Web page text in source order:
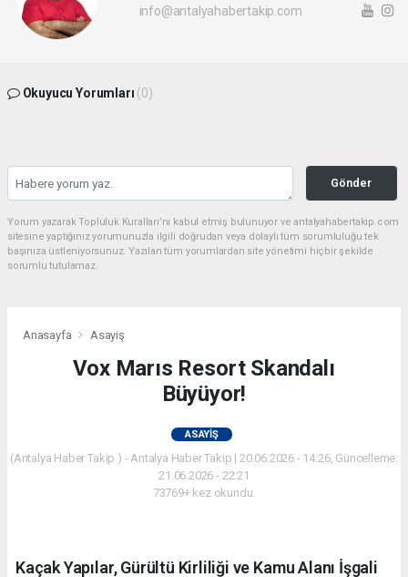
info@antalyahabertakip.com
Okuyucu Yorumları (0)
Gönder
Yorum yazarak Topluluk Kuralları’nı kabul etmiş bulunuyor ve antalyahabertakip.com
sitesine yaptığınız yorumunuzla ilgili doğrudan veya dolaylı tüm sorumluluğu tek
başınıza üstleniyorsunuz. Yazılan tüm yorumlardan site yönetimi hiçbir şekilde
sorumlu tutulamaz.
Anasayfa Asayiş
Vox Marıs Resort Skandalı
Büyüyor!
ASAYIŞ
(Antalya Haber Takip ) - Antalya Haber Takip | 20.06.2026 - 14:26, Güncelleme:
21.06.2026 - 22:21
73769+ kez okundu.
Kaçak Yapılar, Gürültü Kirliliği ve Kamu Alanı İşgali